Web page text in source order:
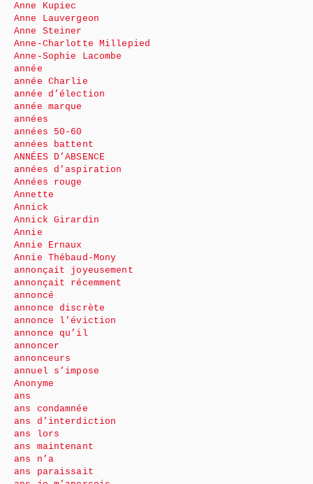
Anne Kupiec
Anne Lauvergeon
Anne Steiner
Anne-Charlotte Millepied
Anne-Sophie Lacombe
année
année Charlie
année d’élection
année marque
années
années 50-60
années battent
ANNÉES D’ABSENCE
années d’aspiration
Années rouge
Annette
Annick
Annick Girardin
Annie
Annie Ernaux
Annie Thébaud-Mony
annonçait joyeusement
annonçait récemment
annoncé
annonce discrète
annonce l’éviction
annonce qu’il
annoncer
annonceurs
annuel s’impose
Anonyme
ans
ans condamnée
ans d’interdiction
ans lors
ans maintenant
ans n’a
ans paraissait